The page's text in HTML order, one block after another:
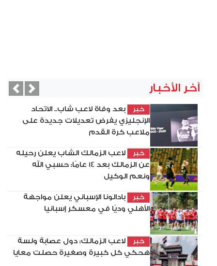
آخر الأخبار
خبر
بعد وفاة لاعب شاب.. الاتحاد
الإنجليزي يفرض تعديلات جديدة على
ملاعب كرة القدم
خبر
لاعب الزمالك الشاب يعلن رحيله
عن الزمالك بعد 14 عامًا: حسبي الله
ونعم الوكيل
خبر
بادالونا الإسباني يعلن مواجهة
الأهلي وديًا في معسكر إسبانيا
خبر
لاعب الزمالك: دول عصابة ولسة
هحكي كل كبيرة وصغيرة حصلت معايا
Next